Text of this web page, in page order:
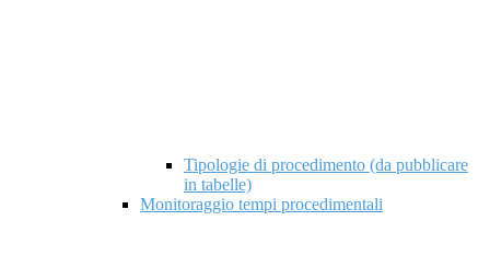
Tipologie di procedimento (da pubblicare
in tabelle)
Monitoraggio tempi procedimentali